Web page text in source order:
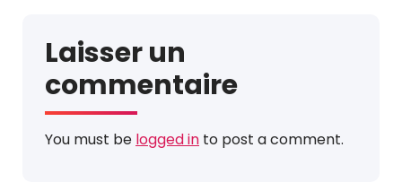
Laisser un
commentaire
You must be logged in to post a comment.